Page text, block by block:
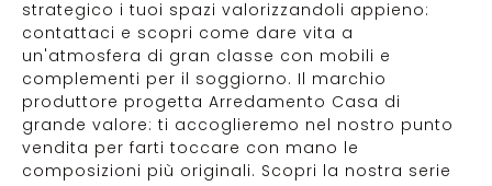
strategico i tuoi spazi valorizzandoli appieno:
contattaci e scopri come dare vita a
un'atmosfera di gran classe con mobili e
complementi per il soggiorno. Il marchio
produttore progetta Arredamento Casa di
grande valore: ti accoglieremo nel nostro punto
vendita per farti toccare con mano le
composizioni più originali. Scopri la nostra serie